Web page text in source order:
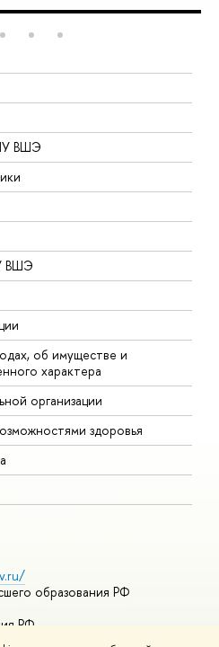
ВШЭ
ВШЭ
об имуществе и
характера
организации
здоровья
образования РФ
РФ